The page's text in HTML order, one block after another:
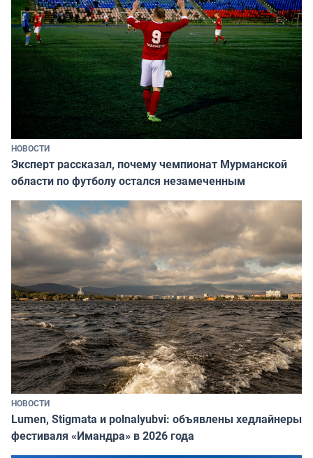
НОВОСТИ
Эксперт рассказал, почему чемпионат Мурманской
области по футболу остался незамеченным
НОВОСТИ
Lumen, Stigmata и polnalyubvi: объявлены хедлайнеры
фестиваля «Имандра» в 2026 года